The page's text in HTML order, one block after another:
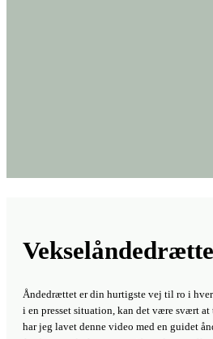
Åndedrættet er din hurtigste vej til ro i
i en presset situation, kan det være svært
har jeg lavet denne video med en guidet